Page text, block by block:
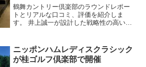
難コース
鶴舞カントリー倶楽部のラウンドレポー
トとリアルな口コミ、評価を紹介しま
す。 井上誠一が設計した戦略性の高いゴ
ゴルフ場で、その名にはじない戦略性の
高いコースレイアウトが...
ニッポンハムレディスクラシック
が桂ゴルフ倶楽部で開催